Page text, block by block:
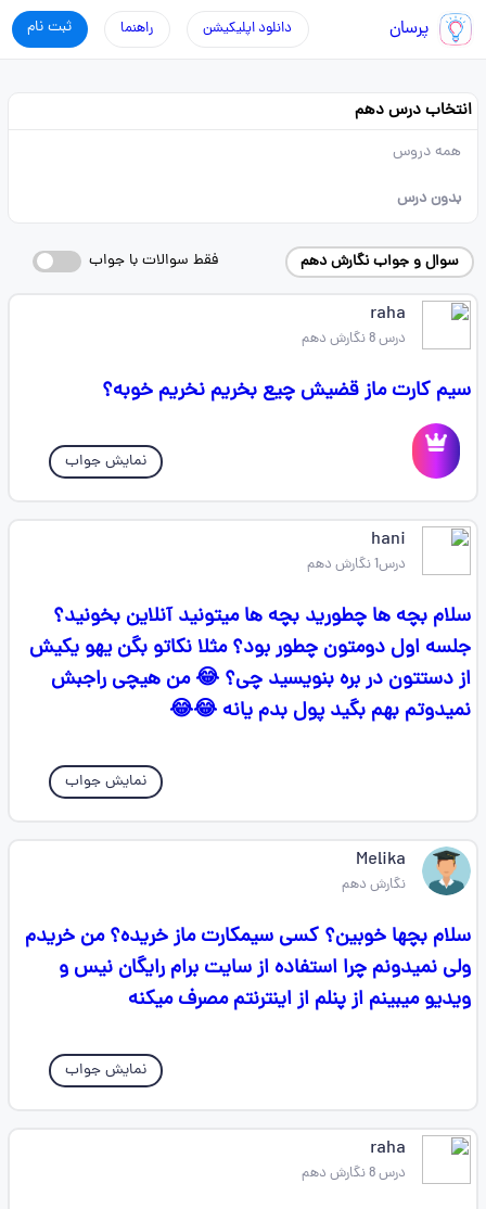
پرسان ثبت نام راهنما دانلود اپلیکیشن
انتخاب درس دهم
همه دروس
بدون درس
سوال و جواب نگارش دهم فقط سوالات با جواب
raha
درس 8 نگارش دهم
سیم کارت ماز قضیش چیع بخریم نخریم خوبه؟
نمایش جواب
hani
درس1 نگارش دهم
سلام بچه ها چطورید بچه ها میتونید آنلاین بخونید؟
جلسه اول دومتون چطور بود؟ مثلا نکاتو بگن یهو یکیش
از دستتون در بره بنویسید چی؟ 😂 من هیچی راجبش
نمیدوتم بهم بگید پول بدم یانه 😂😂
نمایش جواب
Melika
نگارش دهم
سلام بچها خوبین؟ کسی سیمکارت ماز خریده؟ من خریدم
ولی نمیدونم چرا استفاده از سایت برام رایگان نیس و
ویدیو میبینم از پنلم از اینترنتم مصرف میکنه
نمایش جواب
raha
درس 8 نگارش دهم